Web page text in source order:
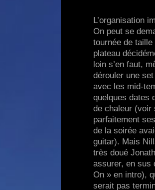
L’organisation
On peut se
tournée de
plateau
loin s’en faut,
dérouler une
avec les mid-
quelques dates
de chaleur (voir
parfaitement
de la soirée
guitar). Mais
très doué
assurer, en sus
On » en intro),
serait pas